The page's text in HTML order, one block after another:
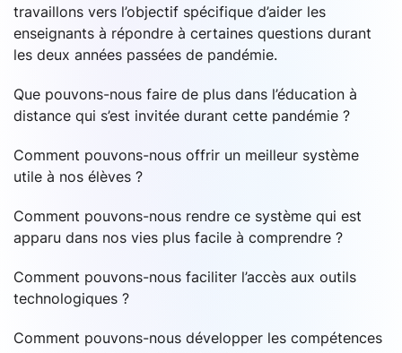
travaillons vers l’objectif spécifique d’aider les
enseignants à répondre à certaines questions durant
les deux années passées de pandémie.
Que pouvons-nous faire de plus dans l’éducation à
distance qui s’est invitée durant cette pandémie ?
Comment pouvons-nous offrir un meilleur système
utile à nos élèves ?
Comment pouvons-nous rendre ce système qui est
apparu dans nos vies plus facile à comprendre ?
Comment pouvons-nous faciliter l’accès aux outils
technologiques ?
Comment pouvons-nous développer les compétences